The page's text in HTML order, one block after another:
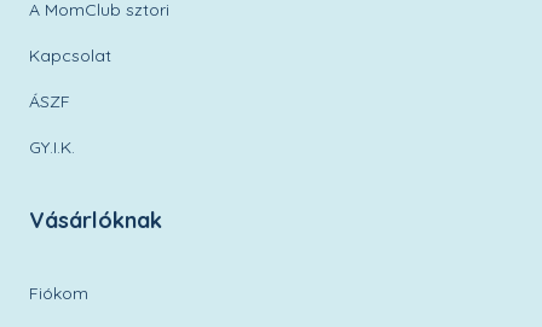
A MomClub sztori
Kapcsolat
ÁSZF
GY.I.K.
Vásárlóknak
Fiókom